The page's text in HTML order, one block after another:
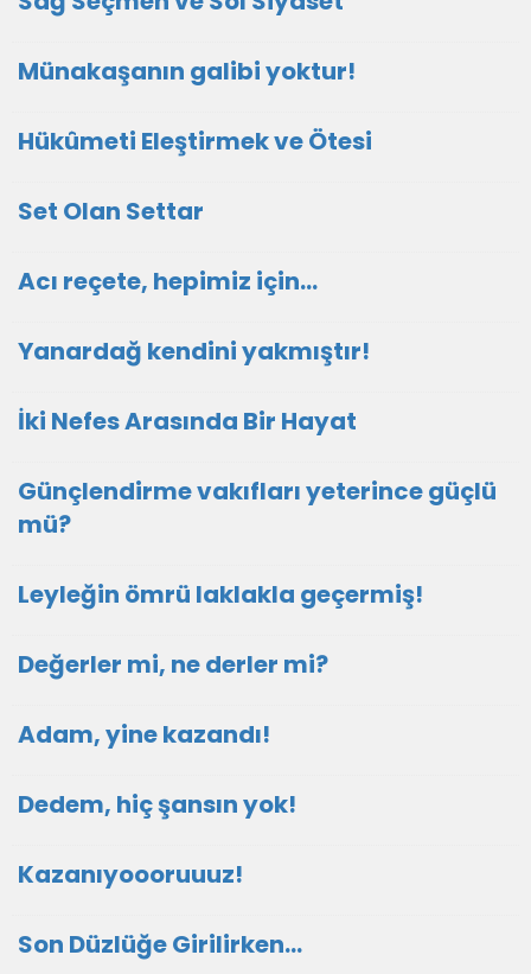
Münakaşanın galibi yoktur!
Hükûmeti Eleştirmek ve Ötesi
Set Olan Settar
Acı reçete, hepimiz için...
Yanardağ kendini yakmıştır!
İki Nefes Arasında Bir Hayat
Günçlendirme vakıfları yeterince güçlü
mü?
Leyleğin ömrü laklakla geçermiş!
Değerler mi, ne derler mi?
Adam, yine kazandı!
Dedem, hiç şansın yok!
Kazanıyoooruuuz!
Son Düzlüğe Girilirken…